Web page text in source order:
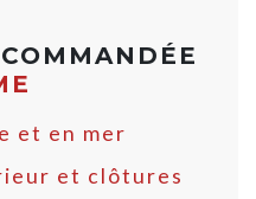
et en mer
et clôtures